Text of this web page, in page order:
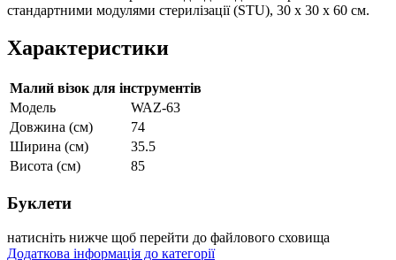
стандартними модулями стерилізації (STU), 30 x 30 x 60 см.
Характеристики
Малий візок для інструментів
Модель
WAZ-63
Довжина (см)
74
Ширина (см)
35.5
Висота (см)
85
Буклети
натисніть нижче щоб перейти до файлового сховища
Додаткова інформація до категорії